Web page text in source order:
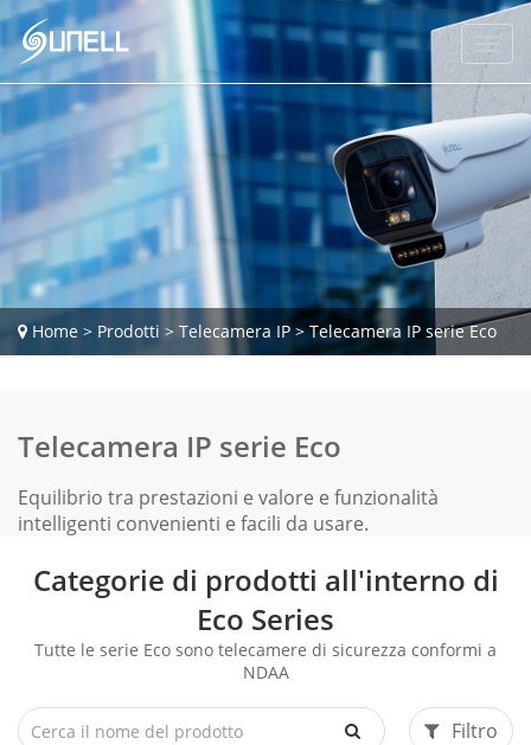
Home > Prodotti > Telecamera IP>Telecamera IP serie Eco
Telecamera IP serie Eco
Equilibrio tra prestazioni e valore e funzionalità
intelligenti convenienti e facili da usare.
Categorie di prodotti all'interno di
Eco Series
Tutte le serie Eco sono telecamere di sicurezza conformi a
NDAA
Filtro